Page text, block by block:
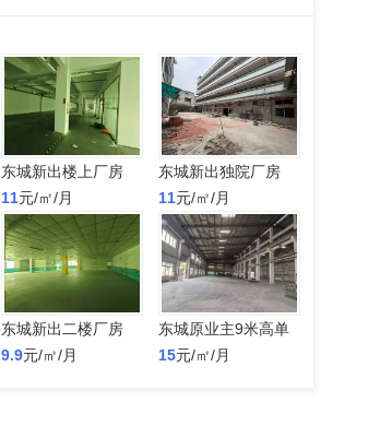
东城新出楼上厂房
1000平方米，报价
11元
11元/㎡/月
东城新出独院厂房
8700平方米，报价
11元
11元/㎡/月
东城新出二楼厂房
2100平方米，报价
9.9元/㎡/月
东城原业主9米高单
一层，厂房面
15元/㎡/月